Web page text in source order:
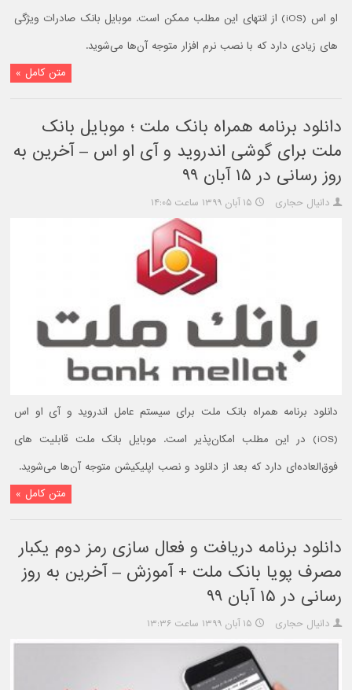
او اس (iOS) از انتهای این مطلب ممکن است. موبایل بانک صادرات ویژگی
های زیادی دارد که با نصب نرم افزار متوجه آن‌ها می‌شوید.
متن کامل »
دانلود برنامه همراه بانک ملت ؛ موبایل بانک
ملت برای گوشی اندروید و آی او اس – آخرین به
روز رسانی در ۱۵ آبان ۹۹
دانیال حجاری ۱۵ آبان ۱۳۹۹ ساعت ۱۴:۰۵
دانلود برنامه همراه بانک ملت برای سیستم عامل اندروید و آی او اس
(iOS) در این مطلب امکان‌پذیر است. موبایل بانک ملت قابلیت های
فوق‌العاده‌ای دارد که بعد از دانلود و نصب اپلیکیشن متوجه آن‌ها می‌شوید.
متن کامل »
دانلود برنامه دریافت و فعال سازی رمز دوم یکبار
مصرف پویا بانک ملت + آموزش – آخرین به روز
رسانی در ۱۵ آبان ۹۹
دانیال حجاری ۱۵ آبان ۱۳۹۹ ساعت ۱۳:۳۶